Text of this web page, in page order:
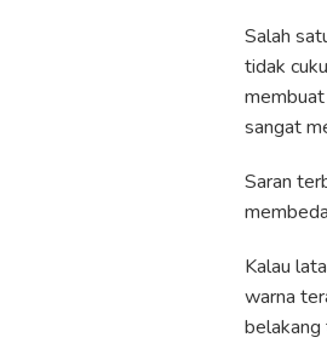
Salah
tidak
sangat
Saran
Kalau
warna